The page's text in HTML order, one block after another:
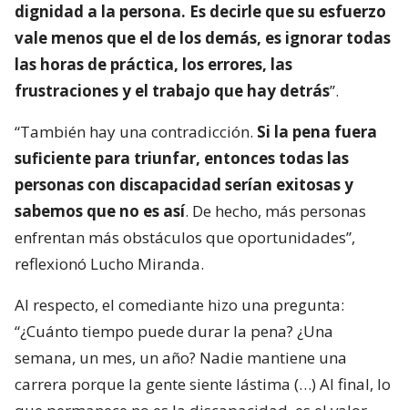
dignidad a la persona. Es decirle que su esfuerzo
vale menos que el de los demás, es ignorar todas
las horas de práctica, los errores, las
frustraciones y el trabajo que hay detrás”.
“También hay una contradicción. Si la pena fuera
suficiente para triunfar, entonces todas las
personas con discapacidad serían exitosas y
sabemos que no es así. De hecho, más personas
enfrentan más obstáculos que oportunidades”,
reflexionó Lucho Miranda.
Al respecto, el comediante hizo una pregunta:
“¿Cuánto tiempo puede durar la pena? ¿Una
semana, un mes, un año? Nadie mantiene una
carrera porque la gente siente lástima (…) Al final, lo